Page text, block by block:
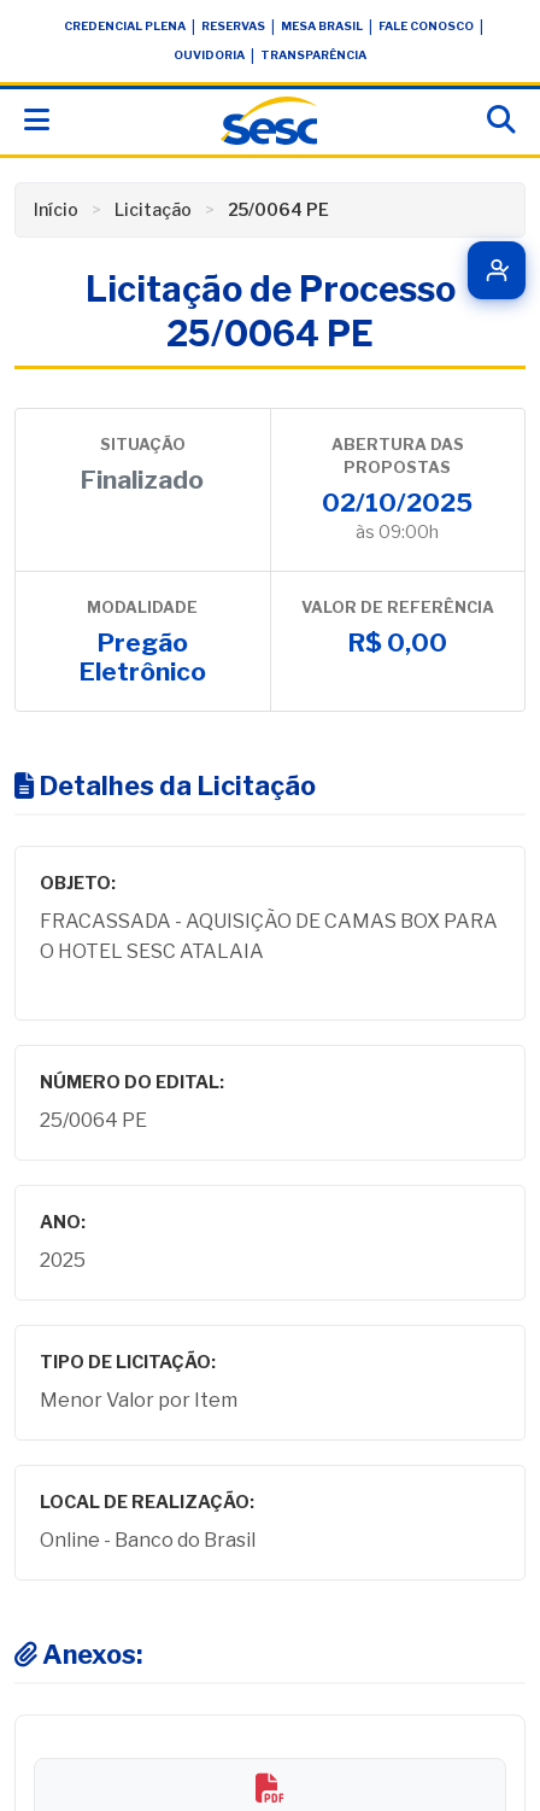
conteúdoCREDENCIAL PLENA RESERVAS MESA BRASIL FALE CONOSCO
OUVIDORIA TRANSPARÊNCIA
Início Licitação 25/0064 PE
Licitação de Processo
25/0064 PE
SITUAÇÃO
Finalizado
ABERTURA DAS
PROPOSTAS
02/10/2025
às 09:00h
MODALIDADE
Pregão
Eletrônico
VALOR DE REFERÊNCIA
R$ 0,00
Detalhes da Licitação
OBJETO:
FRACASSADA - AQUISIÇÃO DE CAMAS BOX PARA
O HOTEL SESC ATALAIA
NÚMERO DO EDITAL:
25/0064 PE
ANO:
2025
TIPO DE LICITAÇÃO:
Menor Valor por Item
LOCAL DE REALIZAÇÃO:
Online - Banco do Brasil
Anexos: